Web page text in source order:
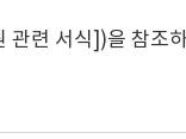
련 서식])을 참조